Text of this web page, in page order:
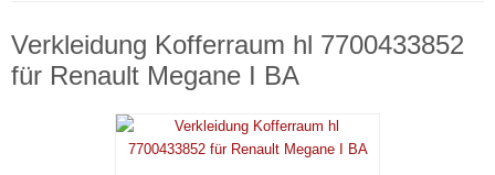
Verkleidung Kofferraum hl 7700433852
für Renault Megane I BA